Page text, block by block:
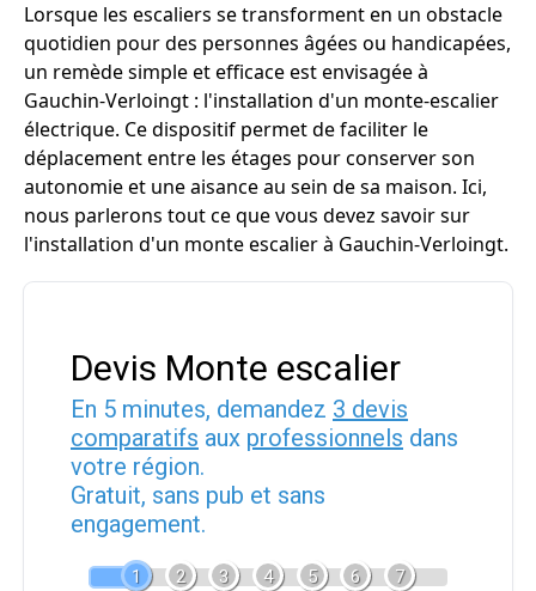
Lorsque les escaliers se transforment en un obstacle
quotidien pour des personnes âgées ou handicapées,
un remède simple et efficace est envisagée à
Gauchin-Verloingt : l'installation d'un monte-escalier
électrique. Ce dispositif permet de faciliter le
déplacement entre les étages pour conserver son
autonomie et une aisance au sein de sa maison. Ici,
nous parlerons tout ce que vous devez savoir sur
l'installation d'un monte escalier à Gauchin-Verloingt.
Devis Monte escalier
En 5 minutes, demandez 3 devis
comparatifs aux professionnels dans
votre région.
Gratuit, sans pub et sans
engagement.
1 2 3 4 5 6 7